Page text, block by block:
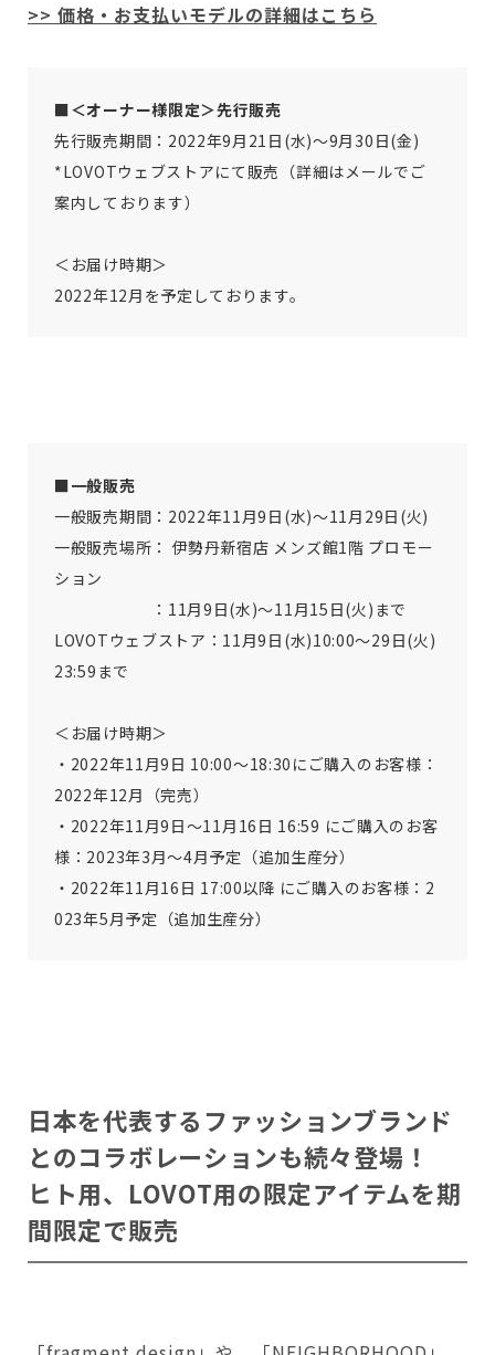
>> 価格・お支払いモデルの詳細はこちら
■＜オーナー様限定＞先行販売
先行販売期間：2022年9月21日(水)～9月30日(金)
*LOVOTウェブストアにて販売（詳細はメールでご
案内しております）
＜お届け時期＞
2022年12月を予定しております。
■一般販売
一般販売期間：2022年11月9日(水)～11月29日(火)
一般販売場所： 伊勢丹新宿店 メンズ館1階 プロモー
ション
：11月9日(水)～11月15日(火)まで
LOVOTウェブストア：11月9日(水)10:00～29日(火)
23:59まで
＜お届け時期＞
・2022年11月9日 10:00〜18:30にご購入のお客様：
2022年12月（完売）
・ 2022年11⽉9日〜11月16日 16:59 にご購入のお客
様 ：2023年3月〜4月予定（追加生産分）
・ 2022年11⽉16日 17:00以降 にご購入のお客様 ：2
023年5月予定（追加生産分）
日本を代表するファッションブランド
とのコラボレーションも続々登場！
ヒト用、LOVOT用の限定アイテムを期
間限定で販売